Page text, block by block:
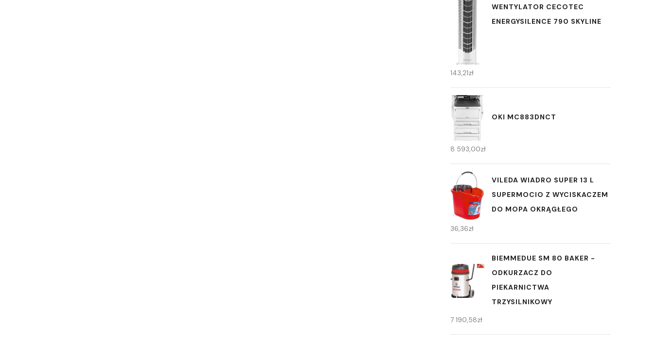
WENTYLATOR CECOTEC
ENERGYSILENCE 790 SKYLINE
143,21zł
OKI MC883DNCT
8 593,00zł
VILEDA WIADRO SUPER 13 L
SUPERMOCIO Z WYCISKACZEM
DO MOPA OKRĄGŁEGO
36,36zł
BIEMMEDUE SM 80 BAKER -
ODKURZACZ DO
PIEKARNICTWA
TRZYSILNIKOWY
7 190,58zł